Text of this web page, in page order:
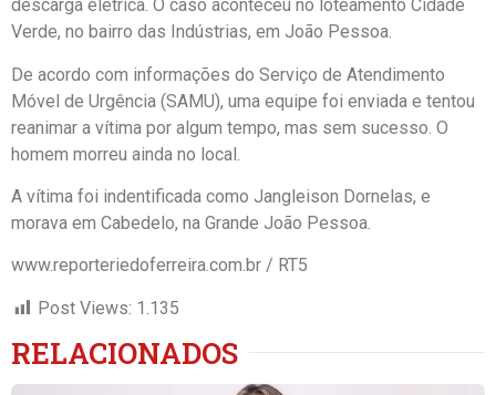
descarga elétrica. O caso aconteceu no loteamento Cidade
Verde, no bairro das Indústrias, em João Pessoa.
De acordo com informações do Serviço de Atendimento
Móvel de Urgência (SAMU), uma equipe foi enviada e tentou
reanimar a vítima por algum tempo, mas sem sucesso. O
homem morreu ainda no local.
A vítima foi indentificada como Jangleison Dornelas, e
morava em Cabedelo, na Grande João Pessoa.
www.reporteriedoferreira.com.br / RT5
Post Views: 1.135
RELACIONADOS